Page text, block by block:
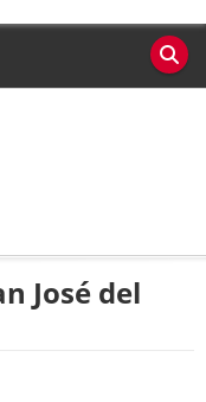
José del